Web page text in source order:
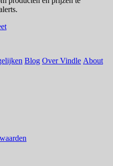
Blog Over Vindle About